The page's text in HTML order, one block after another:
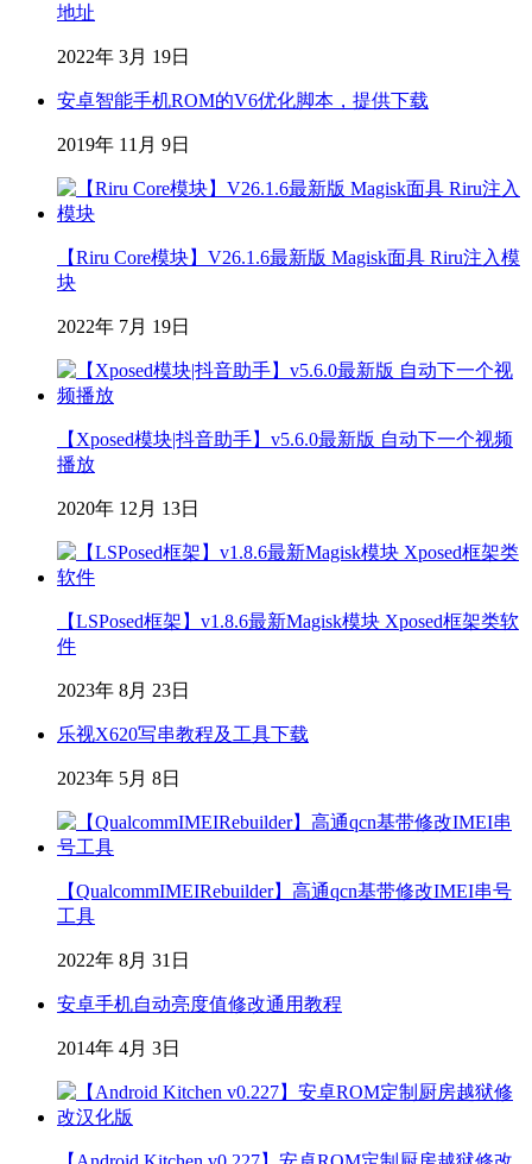
地址
2022年 3月 19日
安卓智能手机ROM的V6优化脚本，提供下载
2019年 11月 9日
【Riru Core模块】V26.1.6最新版 Magisk面具 Riru注入模
块
2022年 7月 19日
【Xposed模块|抖音助手】v5.6.0最新版 自动下一个视频
播放
2020年 12月 13日
【LSPosed框架】v1.8.6最新Magisk模块 Xposed框架类软
件
2023年 8月 23日
乐视X620写串教程及工具下载
2023年 5月 8日
【QualcommIMEIRebuilder】高通qcn基带修改IMEI串号
工具
2022年 8月 31日
安卓手机自动亮度值修改通用教程
2014年 4月 3日